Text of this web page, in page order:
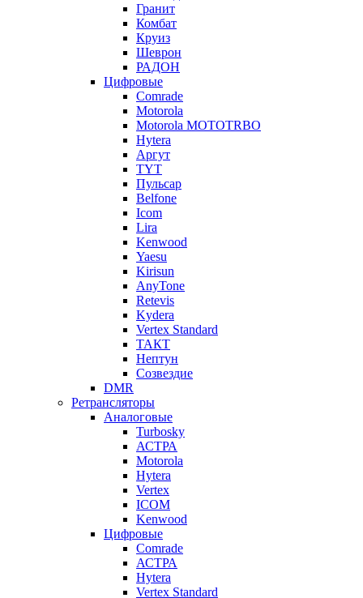
Гранит
Комбат
Круиз
Шеврон
РАДОН
Цифровые
Comrade
Motorola
Motorola MOTOTRBO
Hytera
Аргут
TYT
Пульсар
Belfone
Icom
Lira
Kenwood
Yaesu
Kirisun
AnyTone
Retevis
Kydera
Vertex Standard
ТАКТ
Нептун
Созвездие
DMR
Ретрансляторы
Аналоговые
Turbosky
АСТРА
Motorola
Hytera
Vertex
ICOM
Kenwood
Цифровые
Comrade
АСТРА
Hytera
Vertex Standard